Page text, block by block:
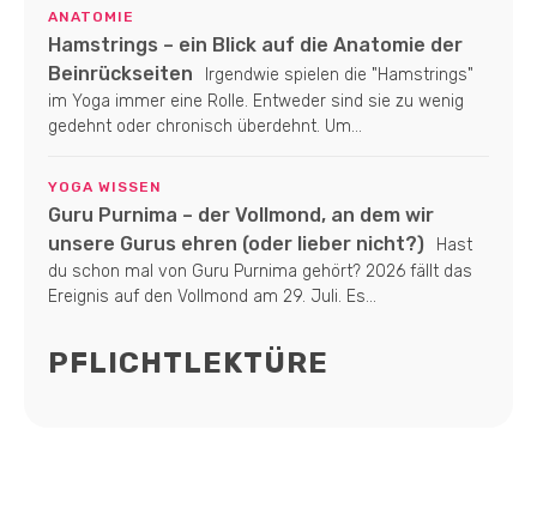
ANATOMIE
Hamstrings – ein Blick auf die Anatomie der
Beinrückseiten
Irgendwie spielen die "Hamstrings"
im Yoga immer eine Rolle. Entweder sind sie zu wenig
gedehnt oder chronisch überdehnt. Um...
YOGA WISSEN
Guru Purnima – der Vollmond, an dem wir
unsere Gurus ehren (oder lieber nicht?)
Hast
du schon mal von Guru Purnima gehört? 2026 fällt das
Ereignis auf den Vollmond am 29. Juli. Es...
PFLICHTLEKTÜRE